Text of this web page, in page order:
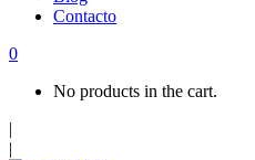
Contacto
0
No products in the cart.
|
|